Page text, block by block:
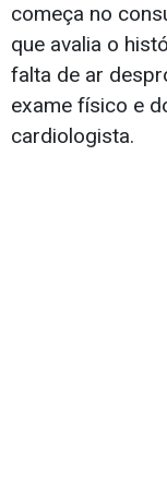
começa no
que avalia o
falta de ar
exame físico e
cardiologista.